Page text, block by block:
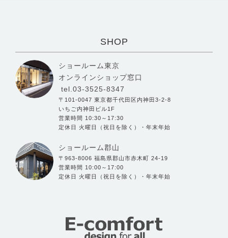
SHOP
ショールーム東京
オンラインショップ窓口
tel.03-3525-8347
〒101-0047 東京都千代田区内神田3-2-8
いちご内神田ビル1F
営業時間 10:30～17:30
定休日 火曜日（祝日を除く）・年末年始
ショールーム郡山
〒963-8006 福島県郡山市赤木町 24-19
営業時間 10:00～17:00
定休日 火曜日（祝日を除く）・年末年始